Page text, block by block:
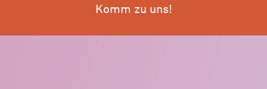
Komm zu uns!